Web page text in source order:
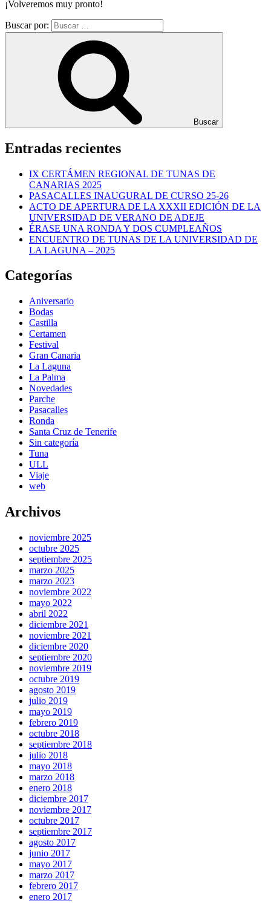
¡Volveremos muy pronto!
Buscar por:
Buscar
Entradas recientes
IX CERTÁMEN REGIONAL DE TUNAS DE
CANARIAS 2025
PASACALLES INAUGURAL DE CURSO 25-26
ACTO DE APERTURA DE LA XXXII EDICIÓN DE LA
UNIVERSIDAD DE VERANO DE ADEJE
ÉRASE UNA RONDA Y DOS CUMPLEAÑOS
ENCUENTRO DE TUNAS DE LA UNIVERSIDAD DE
LA LAGUNA – 2025
Categorías
Aniversario
Bodas
Castilla
Certamen
Festival
Gran Canaria
La Laguna
La Palma
Novedades
Parche
Pasacalles
Ronda
Santa Cruz de Tenerife
Sin categoría
Tuna
ULL
Viaje
web
Archivos
noviembre 2025
octubre 2025
septiembre 2025
marzo 2025
marzo 2023
noviembre 2022
mayo 2022
abril 2022
diciembre 2021
noviembre 2021
diciembre 2020
septiembre 2020
noviembre 2019
octubre 2019
agosto 2019
julio 2019
mayo 2019
febrero 2019
octubre 2018
septiembre 2018
julio 2018
mayo 2018
marzo 2018
enero 2018
diciembre 2017
noviembre 2017
octubre 2017
septiembre 2017
agosto 2017
junio 2017
mayo 2017
marzo 2017
febrero 2017
enero 2017